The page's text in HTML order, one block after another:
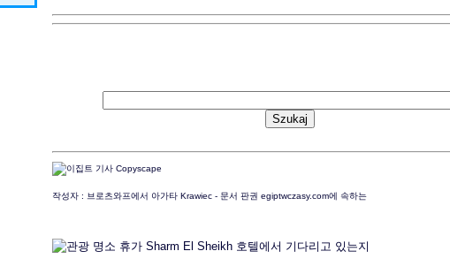
작성자 : 브로츠와프에서 아가타 Krawiec - 문서 판권 egiptwczasy.com에 속하는